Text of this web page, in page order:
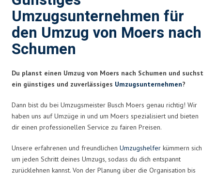
Umzugsunternehmen für
den Umzug von Moers nach
Schumen
Du planst einen Umzug von Moers nach Schumen und suchst
ein günstiges und zuverlässiges Umzugsunternehmen?
Dann bist du bei Umzugsmeister Busch Moers genau richtig! Wir
haben uns auf Umzüge in und um Moers spezialisiert und bieten
dir einen professionellen Service zu fairen Preisen.
Unsere erfahrenen und freundlichen Umzugshelfer kümmern sich
um jeden Schritt deines Umzugs, sodass du dich entspannt
zurücklehnen kannst. Von der Planung über die Organisation bis